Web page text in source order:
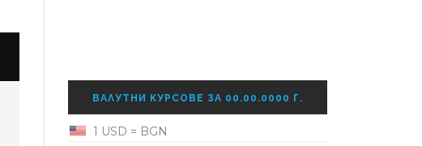
ВАЛУТНИ КУРСОВЕ ЗА 00.00.0000 Г.
1 USD = BGN